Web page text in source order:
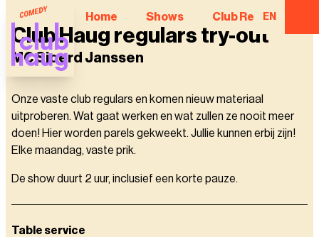
Home Shows Club Regulars
EN
Club Haug regulars try-out
MC Sjoerd Janssen
Onze vaste club regulars en komen nieuw materiaal
uitproberen. Wat gaat werken en wat zullen ze nooit meer
doen! Hier worden parels gekweekt. Jullie kunnen erbij zijn!
Elke maandag, vaste prik.
De show duurt 2 uur, inclusief een korte pauze.
Table service